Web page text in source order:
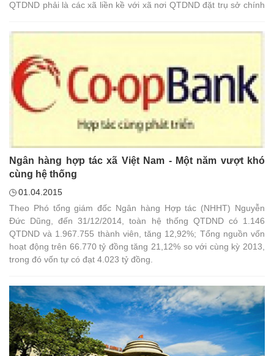
QTDND phải là các xã liền kề với xã nơi QTDND đặt trụ sở chính
thuộc tỉnh.
Ngân hàng hợp tác xã Việt Nam - Một năm vượt khó
cùng hệ thống
01.04.2015
Theo Phó tổng giám đốc Ngân hàng Hợp tác (NHHT) Nguyễn
Đức Dũng, đến 31/12/2014, toàn hệ thống QTDND có 1.146
QTDND và 1.967.755 thành viên, tăng 12,92%; Tổng nguồn vốn
hoạt động trên 66.770 tỷ đồng tăng 21,12% so với cùng kỳ 2013,
trong đó vốn tự có đạt 4.023 tỷ đồng.